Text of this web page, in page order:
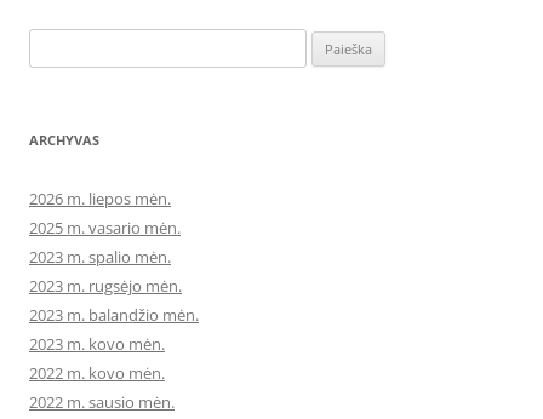
ARCHYVAS
2026 m. liepos mėn.
2025 m. vasario mėn.
2023 m. spalio mėn.
2023 m. rugsėjo mėn.
2023 m. balandžio mėn.
2023 m. kovo mėn.
2022 m. kovo mėn.
2022 m. sausio mėn.